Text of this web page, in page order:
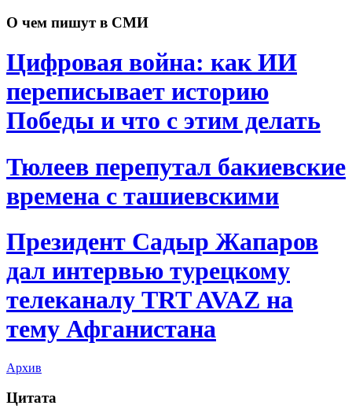
О чем пишут в СМИ
Цифровая война: как ИИ
переписывает историю
Победы и что с этим делать
Тюлеев перепутал бакиевские
времена с ташиевскими
Президент Садыр Жапаров
дал интервью турецкому
телеканалу TRT AVAZ на
тему Афганистана
Архив
Цитата